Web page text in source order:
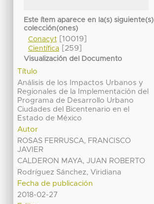
Este ítem aparece en la(s) siguiente(s)
colección(ones)
Conacyt[10019]
Científica[259]
Visualización del Documento
Título
Análisis de los Impactos Urbanos y
Regionales de la Implementación del
Programa de Desarrollo Urbano
Ciudades del Bicentenario en el
Estado de México
Autor
ROSAS FERRUSCA, FRANCISCO
JAVIER
CALDERON MAYA, JUAN ROBERTO
Rodríguez Sánchez, Viridiana
Fecha de publicación
2018-02-27